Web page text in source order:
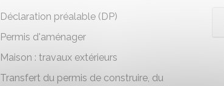
Déclaration préalable (DP)
Permis d'aménager
Maison : travaux extérieurs
Transfert du permis de construire, du